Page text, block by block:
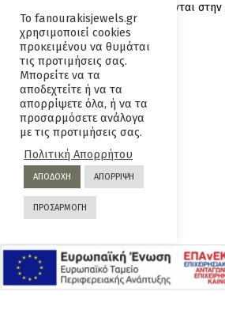
σκοπούς όπως αυτοί περιγράφονται στην
Επικοινωνία
Όροι και
Προϋποθέσεις
Πολιτική
Απορρήτου
Πολιτική
Το fanourakisjewels.gr
χρησιμοποιεί cookies
προκειμένου να θυμάται
τις προτιμήσεις σας.
Μπορείτε να τα
αποδεχτείτε ή να τα
απορρίψετε όλα, ή να τα
προσαρμόσετε ανάλογα
με τις προτιμήσεις σας.
Πολιτική Απορρήτου
ΑΠΟΔΟΧΗ ΑΠΟΡΡΙΨΗ
ΠΡΟΣΑΡΜΟΓΗ